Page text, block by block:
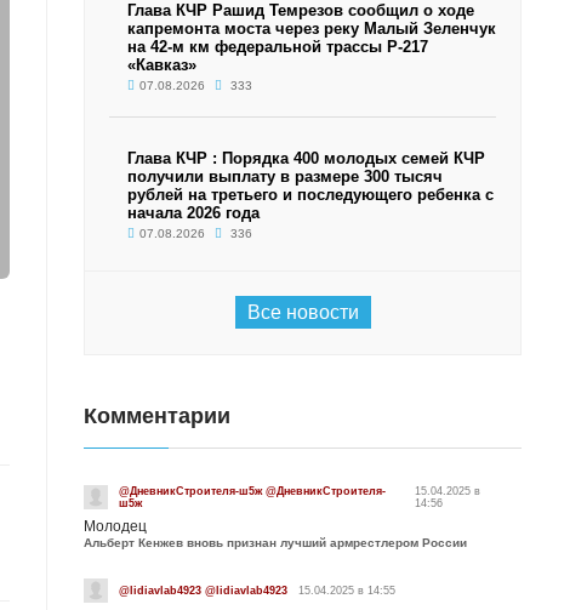
Глава КЧР Рашид Темрезов сообщил о ходе
капремонта моста через реку Малый Зеленчук
на 42-м км федеральной трассы Р-217
«Кавказ»
07.08.2026 333
Глава КЧР : Порядка 400 молодых семей КЧР
получили выплату в размере 300 тысяч
рублей на третьего и последующего ребенка с
начала 2026 года
07.08.2026 336
Все новости
Комментарии
@ДневникСтроителя-ш5ж @ДневникСтроителя-
ш5ж
15.04.2025 в
14:56
Молодец
Альберт Кенжев вновь признан лучший армрестлером России
@lidiavlab4923 @lidiavlab4923 15.04.2025 в 14:55